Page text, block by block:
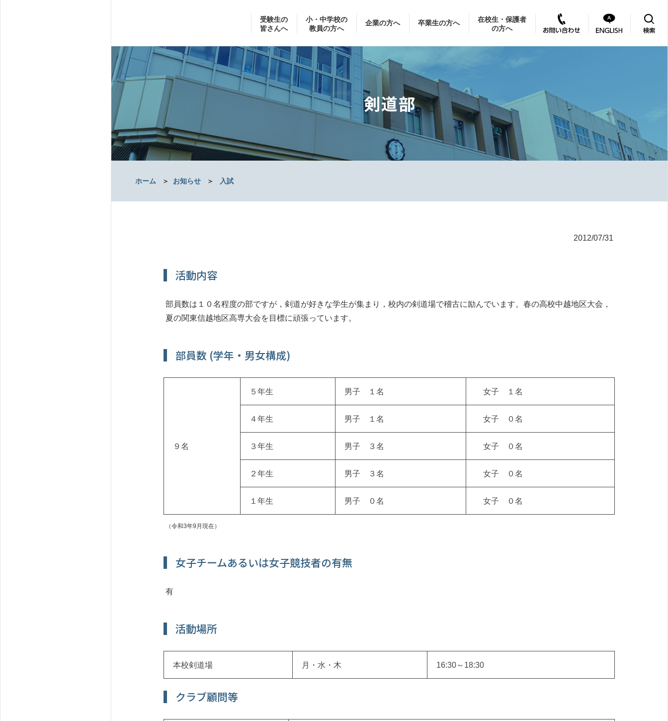
受験生の
皆さんへ
小・中学校の
教員の方へ
企業の方へ 卒業生の方へ
在校生・保護者
の方へ
剣道部
ホーム ＞ お知らせ ＞ 入試
2012/07/31
活動内容
部員数は１０名程度の部ですが，剣道が好きな学生が集まり，校内の剣道場で稽古に励んでいます。春の高校中越地区大会，
夏の関東信越地区高専大会を目標に頑張っています。
部員数 (学年・男女構成)
９名
５年生 男子 １名 女子 １名
４年生 男子 １名 女子 ０名
３年生 男子 ３名 女子 ０名
２年生 男子 ３名 女子 ０名
１年生 男子 ０名 女子 ０名
（令和3年9月現在）
女子チームあるいは女子競技者の有無
有
活動場所
本校剣道場 月・水・木 16:30～18:30
クラブ顧問等